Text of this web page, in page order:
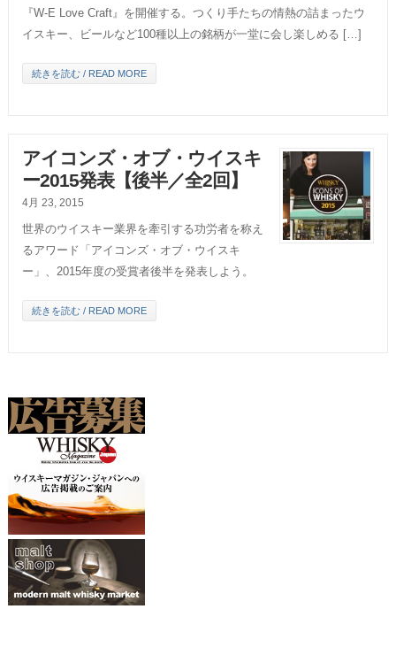
『W-E Love Craft』を開催する。つくり手たちの情熱の詰まったウ
イスキー、ビールなど100種以上の銘柄が一堂に会し楽しめる […]
続きを読む / READ MORE
アイコンズ・オブ・ウイスキ
ー2015発表【後半／全2回】
4月 23, 2015
世界のウイスキー業界を牽引する功労者を称え
るアワード「アイコンズ・オブ・ウイスキ
ー」、2015年度の受賞者後半を発表しよう。
続きを読む / READ MORE